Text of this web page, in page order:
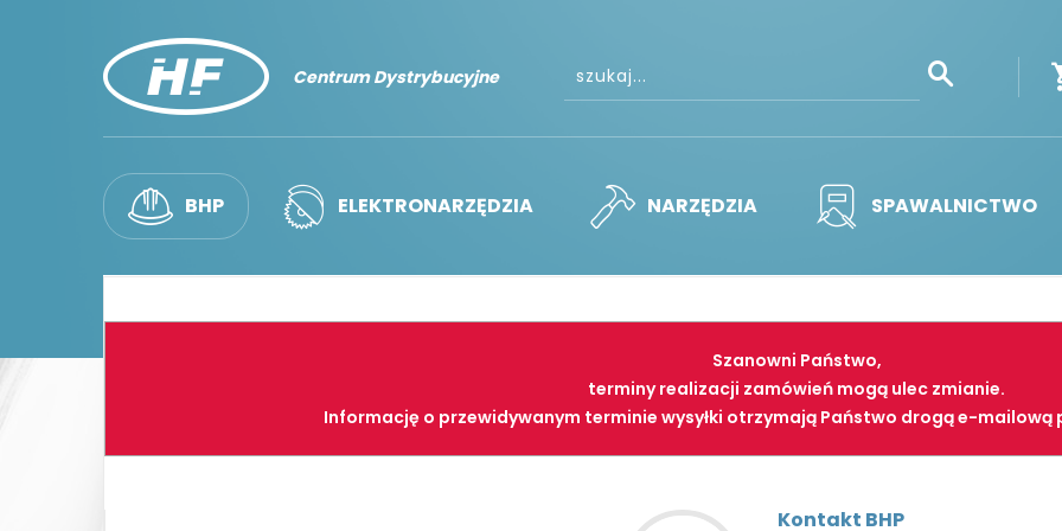
Centrum Dystrybucyjne
BHP ELEKTRONARZĘDZIA NARZĘDZIA SPAWALNICTWO
Szanowni Państwo,
terminy realizacji zamówień mogą ulec zmianie.
Informację o przewidywanym terminie wysyłki otrzymają Państwo drogą e-mailową
Kontakt BHP